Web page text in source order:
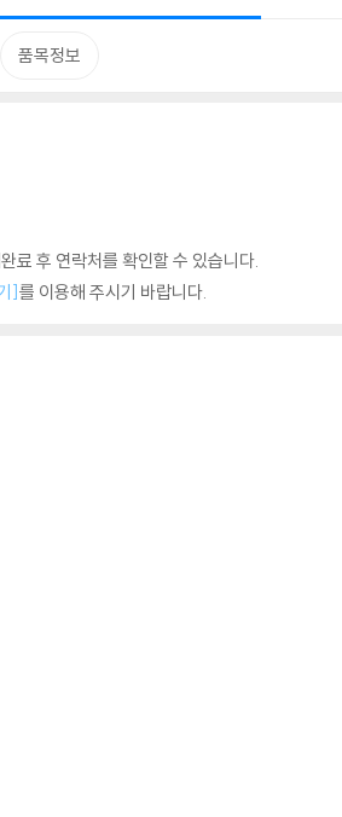
품목정보
료 후 연락처를 확인할 수 있습니다.
]를 이용해 주시기 바랍니다.